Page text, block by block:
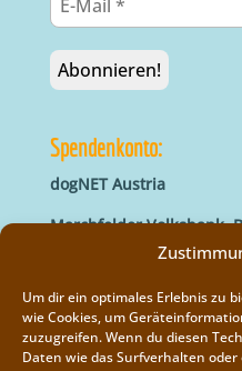
Um dir ein optimales Erlebnis zu
wie Cookies, um
zuzugreifen. Wenn du diesen
Daten wie das Surfverhalten
Spendenkonto:
dogNET Austria
Marchfelder Volksbank,
IBAN: AT66 4211 0421